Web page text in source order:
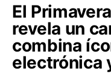
El
revela un
combina
electrónica